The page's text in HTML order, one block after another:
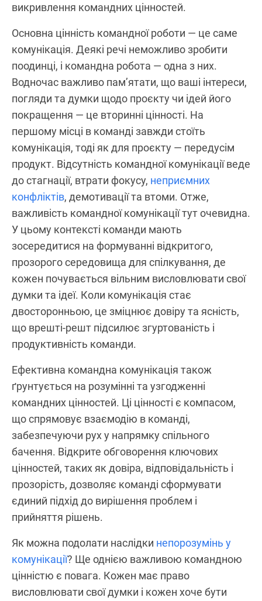
викривлення командних цінностей.
Основна цінність командної роботи — це саме
комунікація. Деякі речі неможливо зробити
поодинці, і командна робота — одна з них.
Водночас важливо пам’ятати, що ваші інтереси,
погляди та думки щодо проєкту чи ідей його
покращення — це вторинні цінності. На
першому місці в команді завжди стоїть
комунікація, тоді як для проєкту — передусім
продукт. Відсутність командної комунікації веде
до стагнації, втрати фокусу, неприємних
конфліктів, демотивації та втоми. Отже,
важливість командної комунікації тут очевидна.
У цьому контексті команди мають
зосередитися на формуванні відкритого,
прозорого середовища для спілкування, де
кожен почувається вільним висловлювати свої
думки та ідеї. Коли комунікація стає
двосторонньою, це зміцнює довіру та ясність,
що врешті-решт підсилює згуртованість і
продуктивність команди.
Ефективна командна комунікація також
ґрунтується на розумінні та узгодженні
командних цінностей. Ці цінності є компасом,
що спрямовує взаємодію в команді,
забезпечуючи рух у напрямку спільного
бачення. Відкрите обговорення ключових
цінностей, таких як довіра, відповідальність і
прозорість, дозволяє команді сформувати
єдиний підхід до вирішення проблем і
прийняття рішень.
Як можна подолати наслідки непорозумінь у
комунікації? Ще однією важливою командною
цінністю є повага. Кожен має право
висловлювати свої думки і кожен хоче бути